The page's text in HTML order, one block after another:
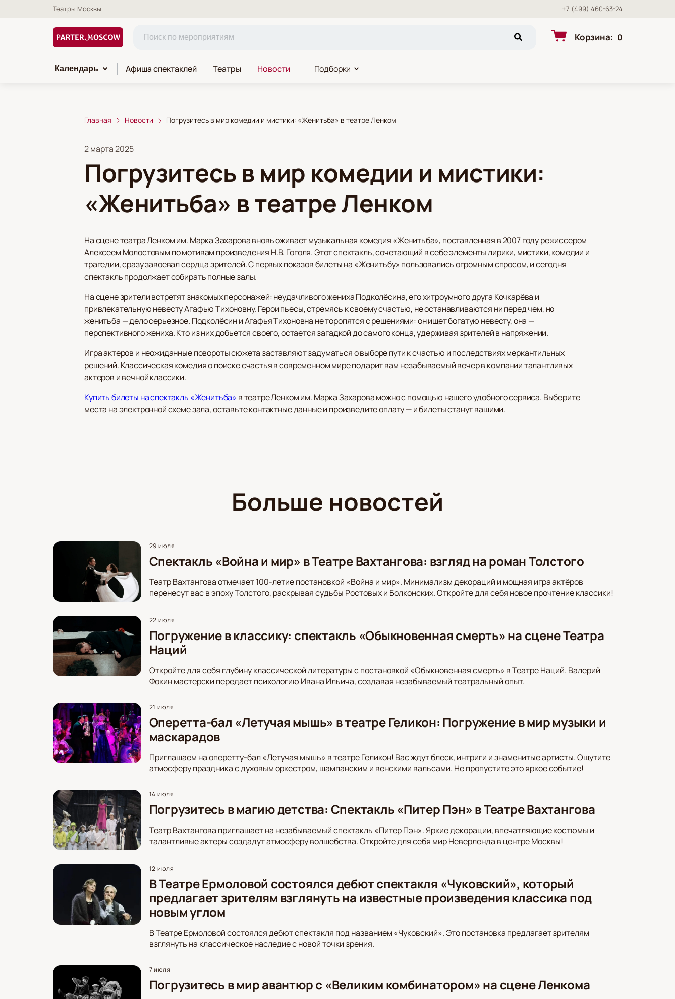
Театры Москвы +7 (499) 460-63-24
Корзина: 0
Календарь Афиша спектаклей Театры Новости Подборки
Главная Новости Погрузитесь в мир комедии и мистики: «Женитьба» в театре Ленком
2 марта 2025
Погрузитесь в мир комедии и мистики:
«Женитьба» в театре Ленком
На сцене театра Ленком им. Марка Захарова вновь оживает музыкальная комедия «Женитьба», поставленная в 2007 году режиссером
Алексеем Молостовым по мотивам произведения Н.В. Гоголя. Этот спектакль, сочетающий в себе элементы лирики, мистики, комедии и
трагедии, сразу завоевал сердца зрителей. С первых показов билеты на «Женитьбу» пользовались огромным спросом, и сегодня
спектакль продолжает собирать полные залы.
На сцене зрители встретят знакомых персонажей: неудачливого жениха Подколёсина, его хитроумного друга Кочкарёва и
привлекательную невесту Агафью Тихоновну. Герои пьесы, стремясь к своему счастью, не останавливаются ни перед чем, но
женитьба — дело серьезное. Подколёсин и Агафья Тихоновна не торопятся с решениями: он ищет богатую невесту, она —
перспективного жениха. Кто из них добьется своего, остается загадкой до самого конца, удерживая зрителей в напряжении.
Игра актеров и неожиданные повороты сюжета заставляют задуматься о выборе пути к счастью и последствиях меркантильных
решений. Классическая комедия о поиске счастья в современном мире подарит вам незабываемый вечер в компании талантливых
актеров и вечной классики.
Купить билеты на спектакль «Женитьба» в театре Ленком им. Марка Захарова можно с помощью нашего удобного сервиса. Выберите
места на электронной схеме зала, оставьте контактные данные и произведите оплату — и билеты станут вашими.
Больше новостей
29 июля
Спектакль «Война и мир» в Театре Вахтангова: взгляд на роман Толстого
Театр Вахтангова отмечает 100-летие постановкой «Война и мир». Минимализм декораций и мощная игра актёров
перенесут вас в эпоху Толстого, раскрывая судьбы Ростовых и Болконских. Откройте для себя новое прочтение классики!
22 июля
Погружение в классику: спектакль «Обыкновенная смерть» на сцене Театра
Наций
Откройте для себя глубину классической литературы с постановкой «Обыкновенная смерть» в Театре Наций. Валерий
Фокин мастерски передает психологию Ивана Ильича, создавая незабываемый театральный опыт.
21 июля
Оперетта-бал «Летучая мышь» в театре Геликон: Погружение в мир музыки и
маскарадов
Приглашаем на оперетту-бал «Летучая мышь» в театре Геликон! Вас ждут блеск, интриги и знаменитые артисты. Ощутите
атмосферу праздника с духовым оркестром, шампанским и венскими вальсами. Не пропустите это яркое событие!
14 июля
Погрузитесь в магию детства: Спектакль «Питер Пэн» в Театре Вахтангова
Театр Вахтангова приглашает на незабываемый спектакль «Питер Пэн». Яркие декорации, впечатляющие костюмы и
талантливые актеры создадут атмосферу волшебства. Откройте для себя мир Неверленда в центре Москвы!
12 июля
В Театре Ермоловой состоялся дебют спектакля «Чуковский», который
предлагает зрителям взглянуть на известные произведения классика под
новым углом
В Театре Ермоловой состоялся дебют спектакля под названием «Чуковский». Это постановка предлагает зрителям
взглянуть на классическое наследие с новой точки зрения.
7 июля
Погрузитесь в мир авантюр с «Великим комбинатором» на сцене Ленкома